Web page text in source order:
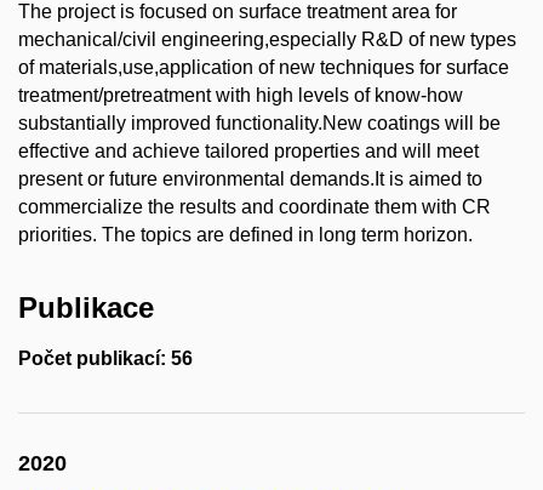
The project is focused on surface treatment area for
mechanical/civil engineering,especially R&D of new types
of materials,use,application of new techniques for surface
treatment/pretreatment with high levels of know-how
substantially improved functionality.New coatings will be
effective and achieve tailored properties and will meet
present or future environmental demands.It is aimed to
commercialize the results and coordinate them with CR
priorities. The topics are defined in long term horizon.
Publikace
Počet publikací: 56
2020